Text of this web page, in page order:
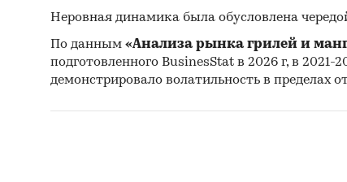
Неровная динамика была обусловлена
По данным «Анализа рынка грилей и
подготовленного BusinesStat в 2026 г, в 2021-
демонстрировало волатильность в пределах